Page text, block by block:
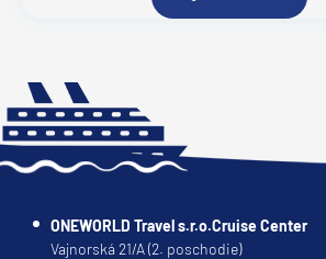
Seven Seas Explorer®
Seven Seas Navigator®
Seven Seas Splendor™
Ritz-Carlton
ONEWORLD Travel s.r.o.Cruise Center
Vajnorská 21/A (2. poschodie)